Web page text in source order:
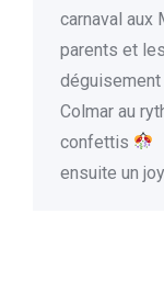
carnaval aux
parents et
Colmar au
confettis
ensuite un